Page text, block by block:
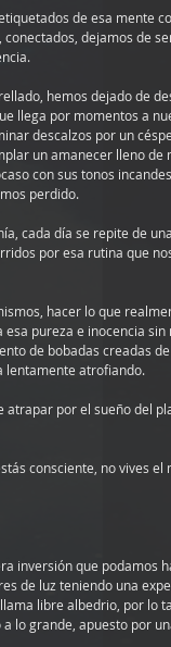
de esa mente
dejamos de
hemos dejado de
llega por momentos a
descalzos por un
un amanecer lleno
con sus tonos
perdido.
cada día se repite de
por esa rutina que
hacer lo que
pureza e inocencia
de bobadas creadas
lentamente atrofiando.
atrapar por el sueño del
consciente, no vives
inversión que podamos
de luz teniendo una
libre albedrio, por lo
lo grande, apuesto por